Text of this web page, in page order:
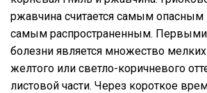
ржавчина считается самым
самым распространенным. Первыми
болезни является множество
желтого или светло-коричневого
листовой части. Через короткое